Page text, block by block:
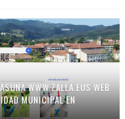
WWW.ZALLA.EUS WEB
MUNICIPAL EN